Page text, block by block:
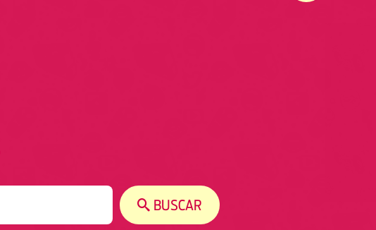
BUSCAR